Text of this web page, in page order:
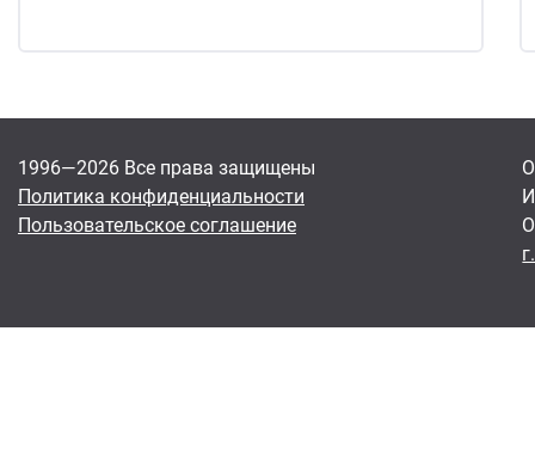
1996—2026 Все права защищены
Политика конфиденциальности
Пользовательское соглашение